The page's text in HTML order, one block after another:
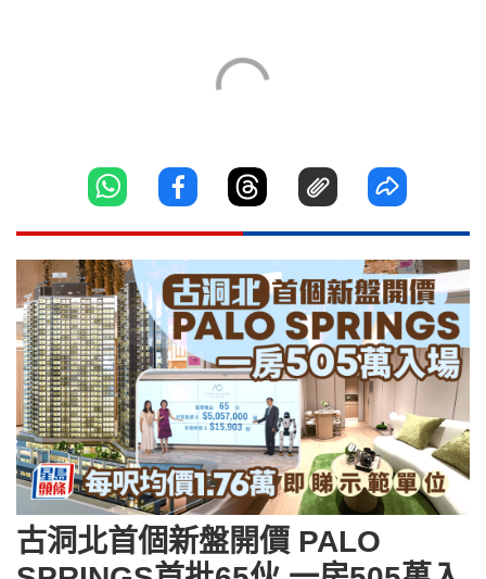
古洞北首個新盤開價 PALO